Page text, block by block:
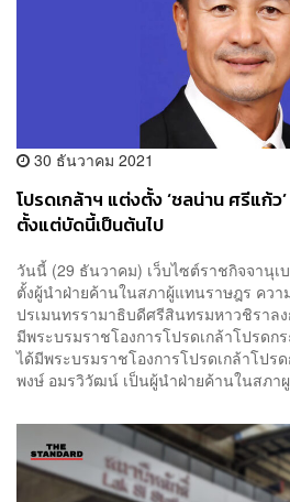
30 ธันวาคม 2021
โปรดเกล้าฯ แต่งตั้ง ‘ชลน่าน ศรีแก้
ตั้งแต่บัดนี้เป็นต้นไป
วันนี้ (29 ธันวาคม) เว็บไซต์ราชกิจจานุเ
ตั้งผู้นำฝ่ายค้านในสภาผู้แทนราษฎร คว
ปรเมนทรรามาธิบดีศรีสินทรมหาวชิราล
มีพระบรมราชโองการโปรดเกล้าโปรดก
ได้มีพระบรมราชโองการโปรดเกล้าโปร
พงษ์ อมรวิวัฒน์ เป็นผู้นำฝ่ายค้านในสภา